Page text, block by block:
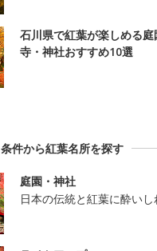
石川県で紅葉が楽しめる庭
寺・神社おすすめ10選
条件から紅葉名所を探す
庭園・神社
日本の伝統と紅葉に酔いし